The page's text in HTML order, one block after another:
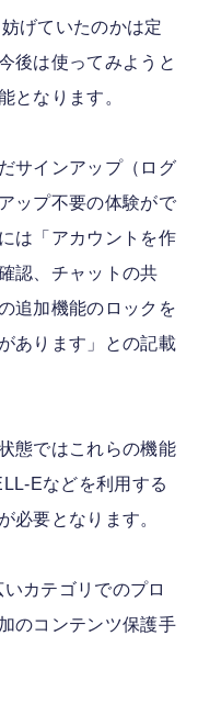
げていたのかは定
後は使ってみようと
となります。
サインアップ（ログ
ップ不要の体験がで
は「アカウントを作
認、チャットの共
追加機能のロックを
あります」との記載
態ではこれらの機能
Eなどを利用する
必要となります。
カテゴリでのプロ
のコンテンツ保護手